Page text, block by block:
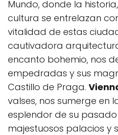
Mundo, donde la
cultura se entrelazan
vitalidad de estas
cautivadora
encanto bohemio, nos
empedradas y sus
Castillo de Praga.
valses, nos sumerge en
esplendor de su pasado
majestuosos palacios y